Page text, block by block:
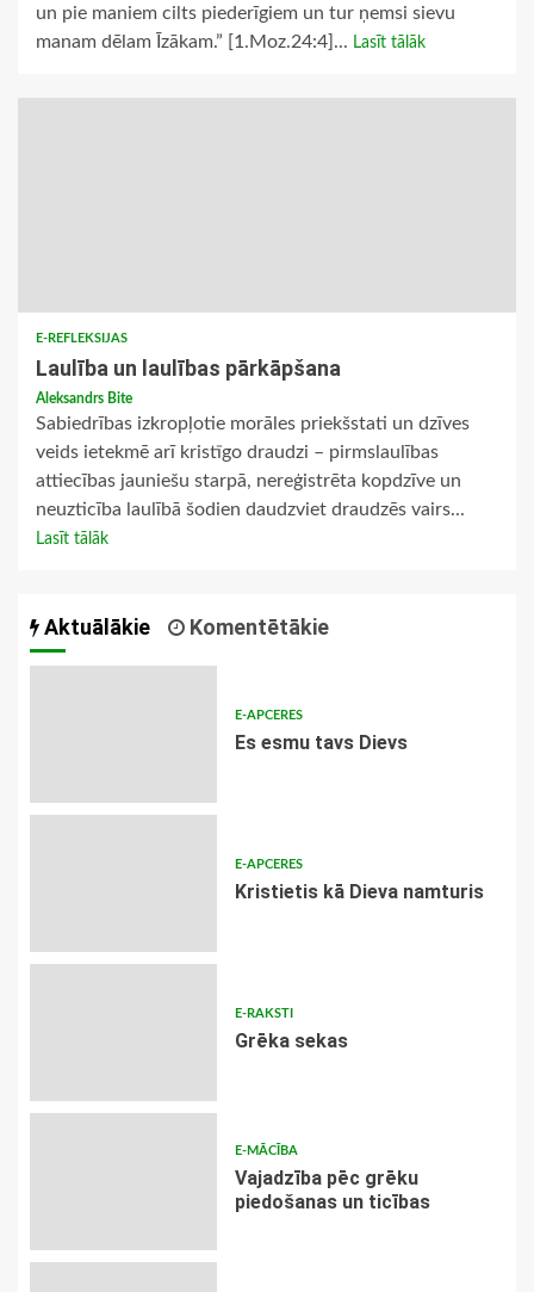
un pie maniem cilts piederīgiem un tur ņemsi sievu
manam dēlam Īzākam.” [1.Moz.24:4]... Lasīt tālāk
E-REFLEKSIJAS
Laulība un laulības pārkāpšana
Aleksandrs Bite
Sabiedrības izkropļotie morāles priekšstati un dzīves
veids ietekmē arī kristīgo draudzi – pirmslaulības
attiecības jauniešu starpā, nereģistrēta kopdzīve un
neuzticība laulībā šodien daudzviet draudzēs vairs...
Lasīt tālāk
Aktuālākie Komentētākie
E-APCERES
Es esmu tavs Dievs
E-APCERES
Kristietis kā Dieva namturis
E-RAKSTI
Grēka sekas
E-MĀCĪBA
Vajadzība pēc grēku
piedošanas un ticības